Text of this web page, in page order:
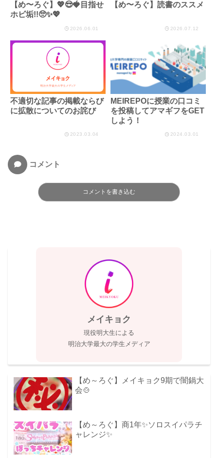
【め〜ろぐ】💖😎🍓目指せ
ホビ垢!!🥺✨💖
2026.06.01
【め〜ろぐ】読書のススメ
2026.07.12
不適切な記事の掲載ならび
に拡散についてのお詫び
2023.03.04
MEIREPOに授業の口コミ
を投稿してアマギフをGET
しよう！
2024.03.01
コメント
コメントを書き込む
メイキョク
現役明大生による
明治大学最大の学生メディア
【め～ろぐ】メイキョク9期で闇鍋大
会🍲
【め～ろぐ】商1年✨ソロスイパラチ
ャレンジ✨